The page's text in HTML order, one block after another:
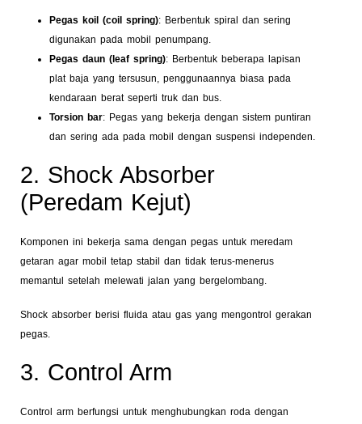
Pegas koil (coil spring): Berbentuk spiral dan sering
digunakan pada mobil penumpang.
Pegas daun (leaf spring): Berbentuk beberapa lapisan
plat baja yang tersusun, penggunaannya biasa pada
kendaraan berat seperti truk dan bus.
Torsion bar: Pegas yang bekerja dengan sistem puntiran
dan sering ada pada mobil dengan suspensi independen.
2. Shock Absorber
(Peredam Kejut)
Komponen ini bekerja sama dengan pegas untuk meredam
getaran agar mobil tetap stabil dan tidak terus-menerus
memantul setelah melewati jalan yang bergelombang.
Shock absorber berisi fluida atau gas yang mengontrol gerakan
pegas.
3. Control Arm
Control arm berfungsi untuk menghubungkan roda dengan